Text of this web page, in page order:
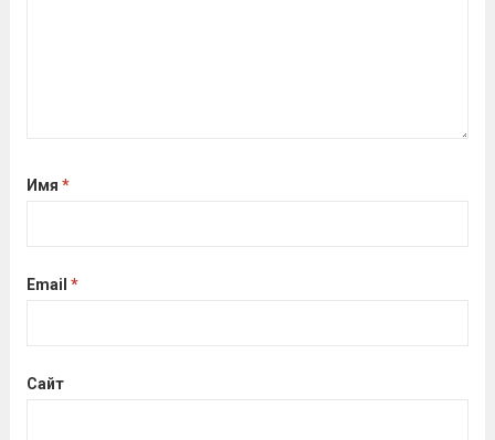
Имя *
Email *
Сайт